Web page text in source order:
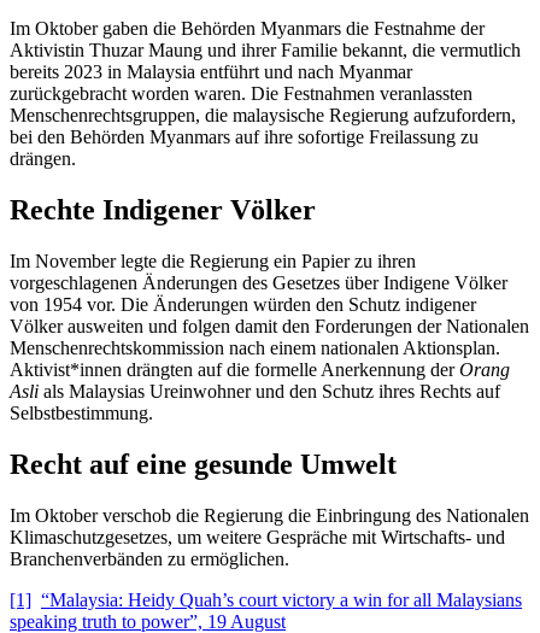
Im Oktober gaben die Behörden Myanmars die Festnahme der
Aktivistin Thuzar Maung und ihrer Familie bekannt, die vermutlich
bereits 2023 in Malaysia entführt und nach Myanmar
zurückgebracht worden waren. Die Festnahmen veranlassten
Menschenrechtsgruppen, die malaysische Regierung aufzufordern,
bei den Behörden Myanmars auf ihre sofortige Freilassung zu
drängen.
Rechte Indigener Völker
Im November legte die Regierung ein Papier zu ihren
vorgeschlagenen Änderungen des Gesetzes über Indigene Völker
von 1954 vor. Die Änderungen würden den Schutz indigener
Völker ausweiten und folgen damit den Forderungen der Nationalen
Menschenrechtskommission nach einem nationalen Aktionsplan.
Aktivist*innen drängten auf die formelle Anerkennung derOrang
Asli als Malaysias Ureinwohner und den Schutz ihres Rechts auf
Selbstbestimmung.
Recht auf eine gesunde Umwelt
Im Oktober verschob die Regierung die Einbringung des Nationalen
Klimaschutzgesetzes, um weitere Gespräche mit Wirtschafts- und
Branchenverbänden zu ermöglichen.
[1] “Malaysia: Heidy Quah’s court victory a win for all Malaysians
speaking truth to power”, 19 August